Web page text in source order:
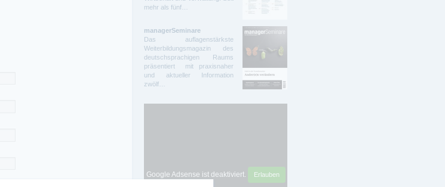
mehr als fünf…
managerSeminare
Das auflagenstärkste
Weiterbildungsmagazin des
deutschsprachigen Raums
präsentiert mit praxisnaher
und aktueller Information
zwölf…
Google Adsense ist deaktiviert. Erlauben